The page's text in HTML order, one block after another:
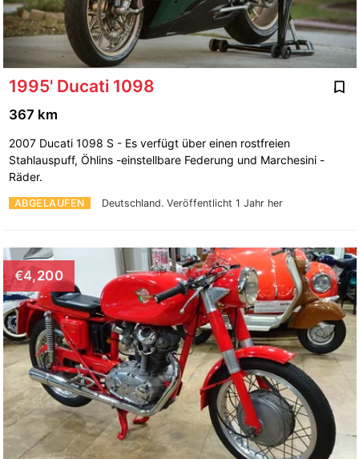
1995' Ducati 1098
ABGELAUFEN Deutschland. Veröffentlicht 1 Jahr her
367 km
2007 Ducati 1098 S - Es verfügt über einen rostfreien
Stahlauspuff, Öhlins -einstellbare Federung und Marchesini -
Räder.
€4,200